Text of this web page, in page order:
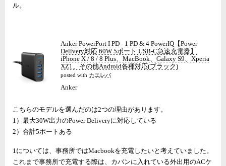
ル。
Anker PowerPort I PD - 1 PD & 4 PowerIQ【Power
Delivery対応 60W 5ポート USB-C急速充電器】
iPhone X / 8 / 8 Plus、MacBook、Galaxy S9、Xperia
XZ1、その他Android各種対応(ブラック)
posted with カエレバ
Anker
こちらのモデルを選んだのは2つの理由があります。
1）最大30W出力のPower Deliveryに対応している
2）合計5ポートある
1については、事務所ではMacbookを充電したいと考えていました。
これまで事務所で充電する際は、カバンに入れている外出用のACケ